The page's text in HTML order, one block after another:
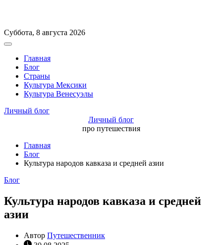
Перейти
к
Суббота, 8 августа 2026
Вне
холстаГлавная
Блог
Страны
Культура Мексики
Культура Венесуэлы
Личный блог
Личный блог
про путешествия
Главная
Блог
Культура народов кавказа и средней азии
Рубрики
Блог
Культура народов кавказа и средней
азии
Автор Путешественник